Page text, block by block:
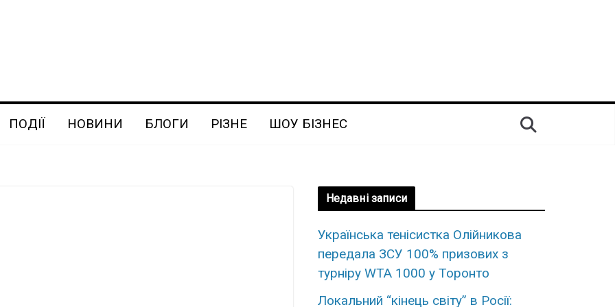
ПОДІЇ НОВИНИ БЛОГИ РІЗНЕ ШОУ БІЗНЕС
Недавні записи
Укpaїнська тенісистка Олійникова
пеpедала ЗСУ 100% пpизових з
турніру WTA 1000 у Торонто
Локальний “кінець світу” в Росії: